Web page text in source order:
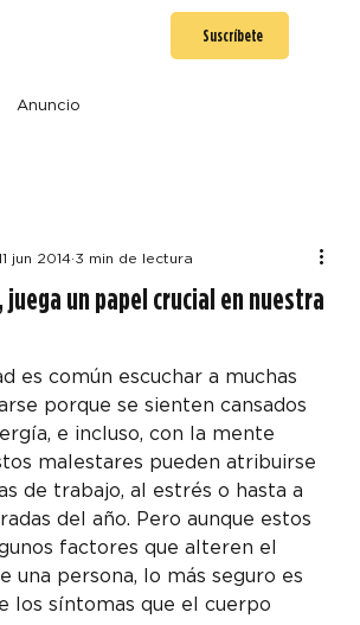
Suscríbete
Anuncio
un papel crucial en nuestra
jun 2014 3 min de lectura
es común escuchar a muchas
porque se sienten cansados
e incluso, con la mente
malestares pueden atribuirse
de trabajo, al estrés o hasta a
del año. Pero aunque estos
factores que alteren el
una persona, lo más seguro es
los síntomas que el cuerpo